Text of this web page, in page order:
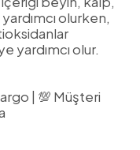
olurken,
yardımcı olur.
| 💯 Müşteri